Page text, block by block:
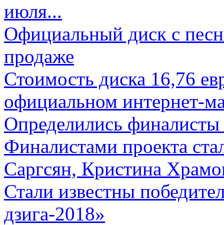
июля...
Официальный диск с
продаже
Стоимость диска 16,76
официальном интернет-
Определились
Финалистами проекта
Саргсян, Кристина
Стали известны
дзига-2018»